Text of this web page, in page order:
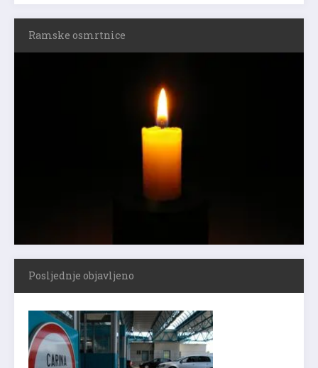
Ramske osmrtnice
Posljednje objavljeno